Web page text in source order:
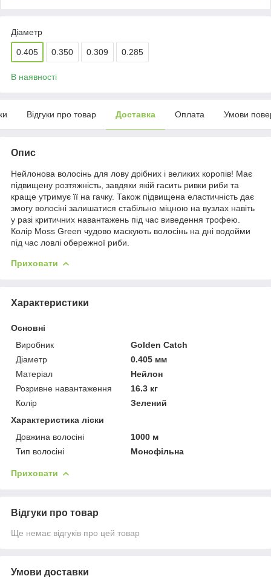
Діаметр
0.405 0.350 0.309 0.285
В наявності
Відгуки про товар Доставка Оплата Умови
Опис
Нейлонова волосінь для лову дрібних і великих коропів! Має
підвищену розтяжність, завдяки якій гасить ривки риби та
краще утримує її на гачку. Також підвищена еластичність дає
змогу волосіні залишатися стабільно міцною на вузлах навіть
у разі критичних навантажень під час виведення трофею.
Колір Moss Green чудово маскують волосінь на дні водойми
під час ловлі обережної риби.
Приховати
Характеристики
Основні
Виробник
Golden Catch
Діаметр
0.405 мм
Матеріал
Нейлон
Розривне навантаження
16.3 кг
Колір
Зелений
Характеристика ліски
Довжина волосіні
1000 м
Тип волосіні
Монофільна
Приховати
Відгуки про товар
Ще немає відгуків про цей товар
Умови доставки